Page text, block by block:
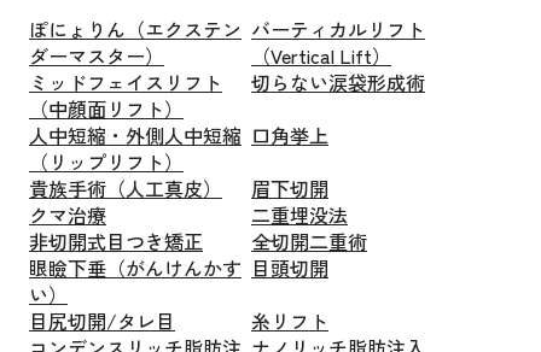
ぽにょりん（エクステン
ダーマスター）
バーティカルリフト
（Vertical Lift）
ミッドフェイスリフト
（中顔面リフト）
切らない涙袋形成術
人中短縮・外側人中短縮
（リップリフト）
口角挙上
貴族手術（人工真皮）
眉下切開
クマ治療
二重埋没法
非切開式目つき矯正
全切開二重術
眼瞼下垂（がんけんかす
い）
目頭切開
目尻切開/タレ目
糸リフト